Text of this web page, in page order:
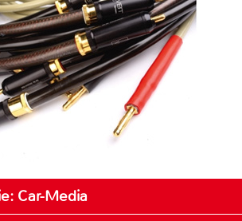
Car-Media